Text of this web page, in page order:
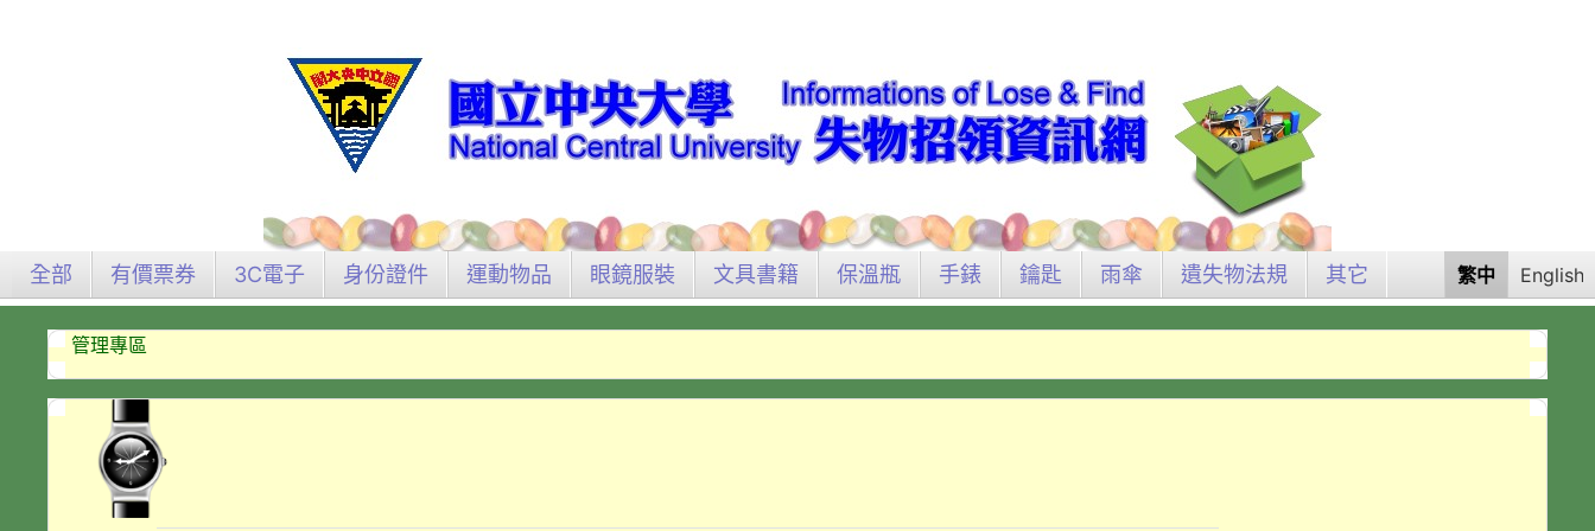
全部 有價票券 3C電子 身份證件 運動物品 眼鏡服裝 文具書籍 保溫瓶 手錶 鑰匙 雨傘 遺失物法規 其它 繁中 English
管理專區